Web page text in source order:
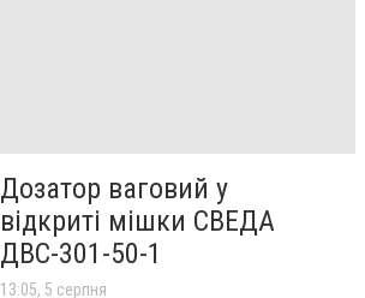
Дозатор ваговий у
відкриті мішки СВЕДА
ДВС-301-50-1
13:05, 5 серпня